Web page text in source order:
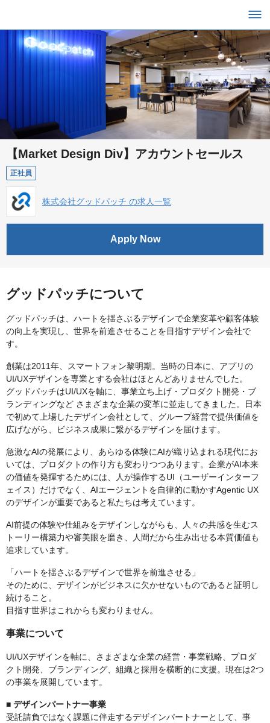
【Market Design Div】アカウントセールス
正社員
株式会社グッドパッチ の求人一覧
Apply Now
グッドパッチについて
グッドパッチは、ハートを揺さぶるデザインで企業変革や顧客体験
の向上を実現し、世界を前進させることを目指すデザイン会社で
す。
創業は2011年、スマートフォン黎明期。当時の日本に、アプリの
UI/UXデザインを専業とする会社はほとんどありませんでした。
グッドパッチはUI/UXを軸に、事業立ち上げ・プロダクト開発・ブ
ランディングなど さまざまな企業の変革に並走してきました。日本
で初めて上場したデザイン会社として、グループ経営で提供価値を
広げながら、ビジネス成果に繋がるデザインを届けます。
急激なAIの発展により、あらゆる体験にAIが織り込まれる現代にお
いては、プロダクトの作り方も変わりつつあります。企業がAI本来
の価値を発揮するためには、人が操作するUI（ユーザーインターフ
ェイス）だけでなく、AIエージェントを自律的に動かすAgentic UX
のデザインが重要であると私たちは考えています。
AI前提の体験や仕組みをデザインしながらも、人々の共感を生むス
トーリー構築力や審美眼を磨き、人間だから生み出せる本質価値も
追求しています。
「ハートを揺さぶるデザインで世界を前進させる」
そのために、デザインがビジネスに欠かせないものであると証明し
続けること。
目指す世界はこれからも変わりません。
事業について
UI/UXデザインを軸に、さまざまな企業の経営・事業戦略、プロダ
クト開発、ブランディング、組織と採用を横断的に支援。現在は2つ
の事業を展開しています。
■ デザインパートナー事業
受託請負ではなく課題に伴走するデザインパートナーとして、事